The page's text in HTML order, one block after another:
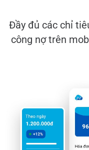
Đầy đủ các chỉ
công nợ trên